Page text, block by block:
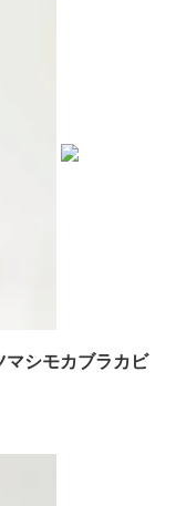
シモカブラカビ